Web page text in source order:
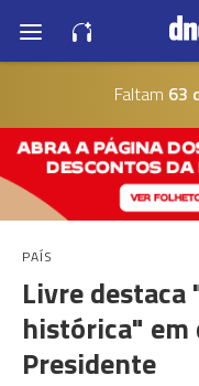
Faltam 63
PAÍS
Livre
histórica" em
Presidente